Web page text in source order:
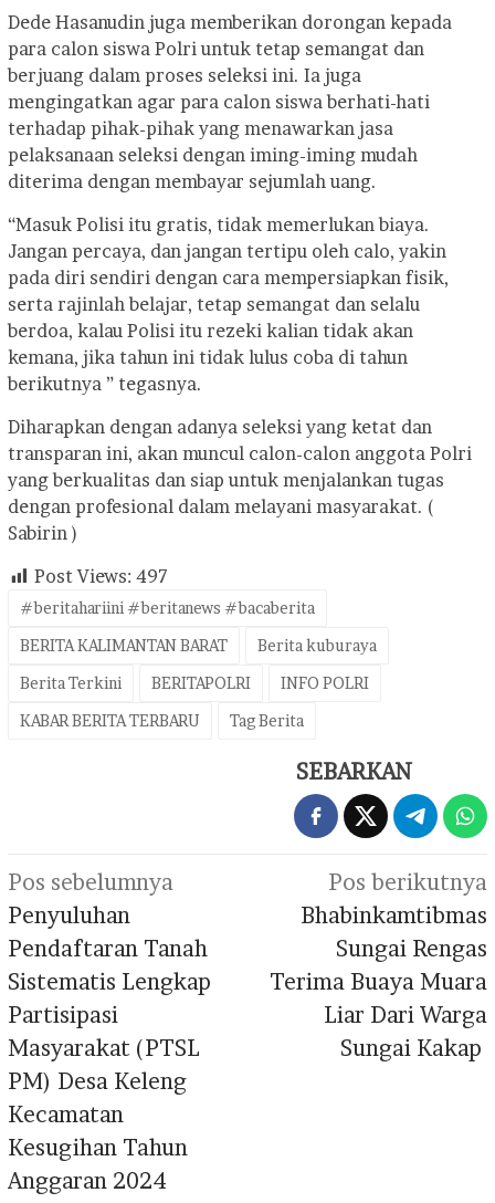
Dede Hasanudin juga memberikan dorongan kepada
para calon siswa Polri untuk tetap semangat dan
berjuang dalam proses seleksi ini. Ia juga
mengingatkan agar para calon siswa berhati-hati
terhadap pihak-pihak yang menawarkan jasa
pelaksanaan seleksi dengan iming-iming mudah
diterima dengan membayar sejumlah uang.
“Masuk Polisi itu gratis, tidak memerlukan biaya.
Jangan percaya, dan jangan tertipu oleh calo, yakin
pada diri sendiri dengan cara mempersiapkan fisik,
serta rajinlah belajar, tetap semangat dan selalu
berdoa, kalau Polisi itu rezeki kalian tidak akan
kemana, jika tahun ini tidak lulus coba di tahun
berikutnya ” tegasnya.
Diharapkan dengan adanya seleksi yang ketat dan
transparan ini, akan muncul calon-calon anggota Polri
yang berkualitas dan siap untuk menjalankan tugas
dengan profesional dalam melayani masyarakat. (
Sabirin )
Post Views: 497
#beritahariini #beritanews #bacaberita
BERITA KALIMANTAN BARAT
Berita kuburaya
Berita Terkini
BERITAPOLRI
INFO POLRI
KABAR BERITA TERBARU
Tag Berita
SEBARKAN
Navigasi
pos
Pos sebelumnya
Penyuluhan
Pendaftaran Tanah
Sistematis Lengkap
Partisipasi
Masyarakat (PTSL
PM) Desa Keleng
Kecamatan
Kesugihan Tahun
Anggaran 2024
Pos berikutnya
Bhabinkamtibmas
Sungai Rengas
Terima Buaya Muara
Liar Dari Warga
Sungai Kakap